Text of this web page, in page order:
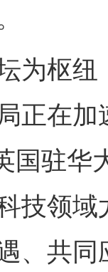
枢纽
正在加
国驻
技领域
、共同